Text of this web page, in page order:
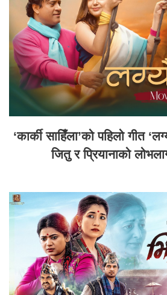
‘कार्की साहिँला’को पहिलो गीत
जितु र प्रियानाको